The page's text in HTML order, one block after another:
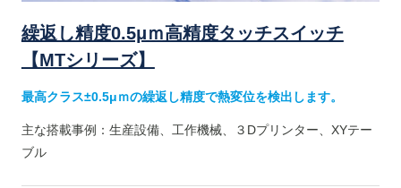
繰返し精度0.5μｍ高精度タッチスイッチ
【MTシリーズ】
最高クラス±0.5μｍの繰返し精度で熱変位を検出します。
主な搭載事例：生産設備、工作機械、３Dプリンター、XYテー
ブル